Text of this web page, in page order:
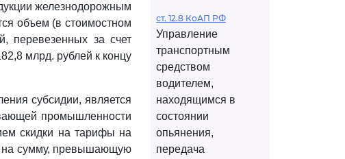
железнодорожным
объем (в стоимостном
перевезенных за счет
млрд. рублей к концу
субсидии, является
промышленности
скидки на тарифы на
на сумму, превышающую
ст. 12.8 КоАП РФ
Управление
транспортным
средством
водителем,
находящимся в
состоянии
опьянения,
передача